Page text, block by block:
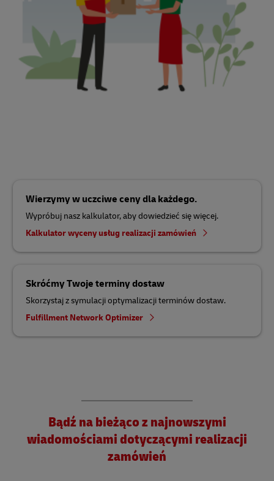
Wierzymy w uczciwe ceny dla każdego.
Wypróbuj nasz kalkulator, aby dowiedzieć się więcej.
Kalkulator wyceny usług realizacji zamówień
Skróćmy Twoje terminy dostaw
Skorzystaj z symulacji optymalizacji terminów dostaw.
Fulfillment Network Optimizer
Bądź na bieżąco z najnowszymi
wiadomościami dotyczącymi realizacji
zamówień